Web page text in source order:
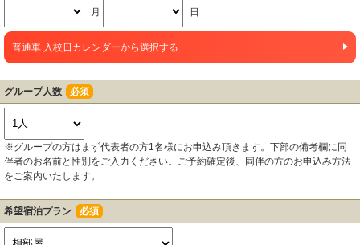
月 日
普通車 入校日カレンダーから選択する
グループ人数 必須
※グループの方はまず代表者の方1名様にお申込み頂きます。下部の備考欄に同
伴者のお名前と性別をご入力ください。ご予約確定後、同伴の方のお申込み方法
をご案内いたします。
希望宿泊プラン 必須